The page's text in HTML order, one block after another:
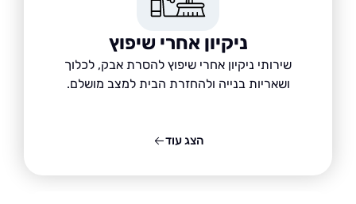
ניקיון אחרי שיפוץ
שירותי ניקיון אחרי שיפוץ להסרת אבק, לכלוך
ושאריות בנייה ולהחזרת הבית למצב מושלם.